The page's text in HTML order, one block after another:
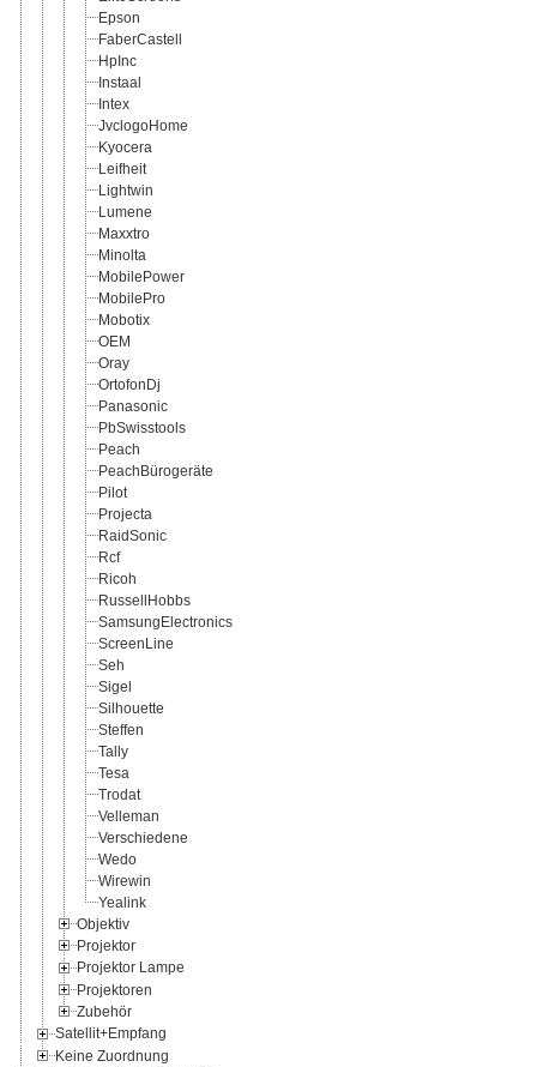
Epson
FaberCastell
HpInc
Instaal
Intex
JvclogoHome
Kyocera
Leifheit
Lightwin
Lumene
Maxxtro
Minolta
MobilePower
MobilePro
Mobotix
OEM
Oray
OrtofonDj
Panasonic
PbSwisstools
Peach
PeachBürogeräte
Pilot
Projecta
RaidSonic
Rcf
Ricoh
RussellHobbs
SamsungElectronics
ScreenLine
Seh
Sigel
Silhouette
Steffen
Tally
Tesa
Trodat
Velleman
Verschiedene
Wedo
Wirewin
Yealink
Objektiv
Projektor
Projektor Lampe
Projektoren
Zubehör
Satellit+Empfang
Keine Zuordnung